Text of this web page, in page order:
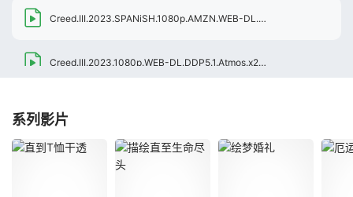
Creed.III.2023.SPANiSH.1080p.AMZN.WEB-DL.x264-dem3nt3
Creed.III.2023.1080p.WEB-DL.DDP5.1.Atmos.x264-AOC
Creed.III.2023.1080p.WEBRip.1400MB.DD5.1.x264-GalaxyRG
系列影片